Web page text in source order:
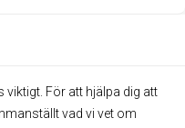
För att hjälpa dig att
vad vi vet om